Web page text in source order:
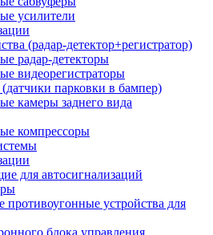
усилители
(радар-детектор+регистратор)
радар-детекторы
видеорегистраторы
парковки в бампер)
камеры заднего вида
компрессоры
для автосигнализаций
противоугонные устройства для
блока управления